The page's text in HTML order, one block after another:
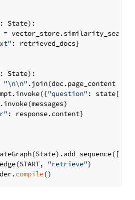
State):
=
: retrieved_docs}
State):
"\n\n" .join(doc.page_content
"question" : state[
: response.content}
"retrieve")
compile